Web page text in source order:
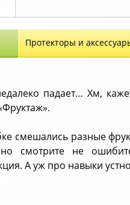
Протекторы и
падает… Хм,
смешались разные
смотрите не
А уж про навыки